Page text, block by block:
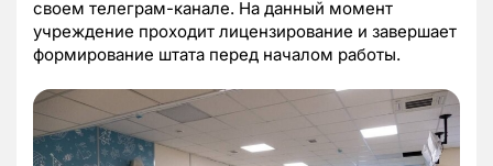
своем телеграм-канале. На данный момент
учреждение проходит лицензирование и завершает
формирование штата перед началом работы.